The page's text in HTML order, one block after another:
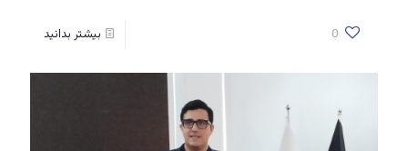
0 بیشتر بدانید